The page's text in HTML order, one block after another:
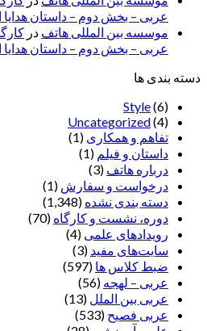
عربی – بخش دوم – داستان هدایا
موسسه بین المللی هاتف در
عربی – بخش دوم – داستان هدایا
دسته بندی ها
Style(6)
Uncategorized(4)
تفاهم و همکاری (1)
داستان و فیلم (1)
درباره هاتف (3)
درخواست و سفارش (1)
دسته بندی نشده (1,348)
دوره، نشست و کارگاه (70)
رویدادهای علمی (4)
سایت‌های مفید (3)
ضبط کلاس ها (597)
عربی – لهجه (56)
عربی بین الملل (13)
عربی فصیح (533)